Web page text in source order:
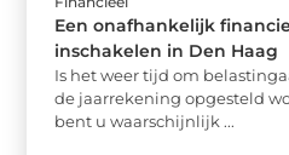
Een onafhankelijk
inschakelen in Den Haag
Is het weer tijd om
de jaarrekening opgesteld
bent u waarschijnlijk ...